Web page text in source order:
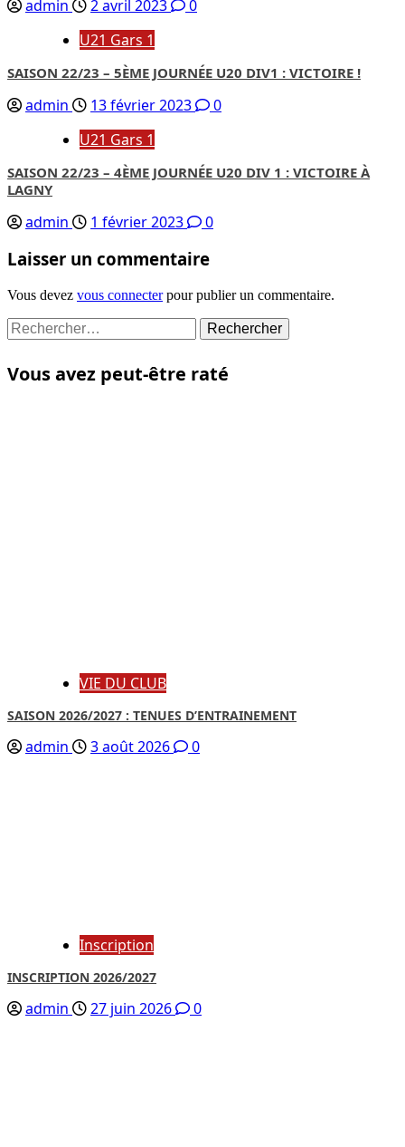
admin 2 avril 2023
0
U21 Gars 1
SAISON 22/23 – 5ÈME JOURNÉE U20 DIV1 : VICTOIRE !
admin 13 février 2023
0
U21 Gars 1
SAISON 22/23 – 4ÈME JOURNÉE U20 DIV 1 : VICTOIRE À
LAGNY
admin 1 février 2023 0
Laisser un commentaire
Vous devez vous connecterpour publier un commentaire.
Rechercher :
Vous avez peut-être raté
VIE DU CLUB
SAISON 2026/2027 : TENUES D’ENTRAINEMENT
admin 3 août 2026 0
Inscription
INSCRIPTION 2026/2027
admin 27 juin 2026 0